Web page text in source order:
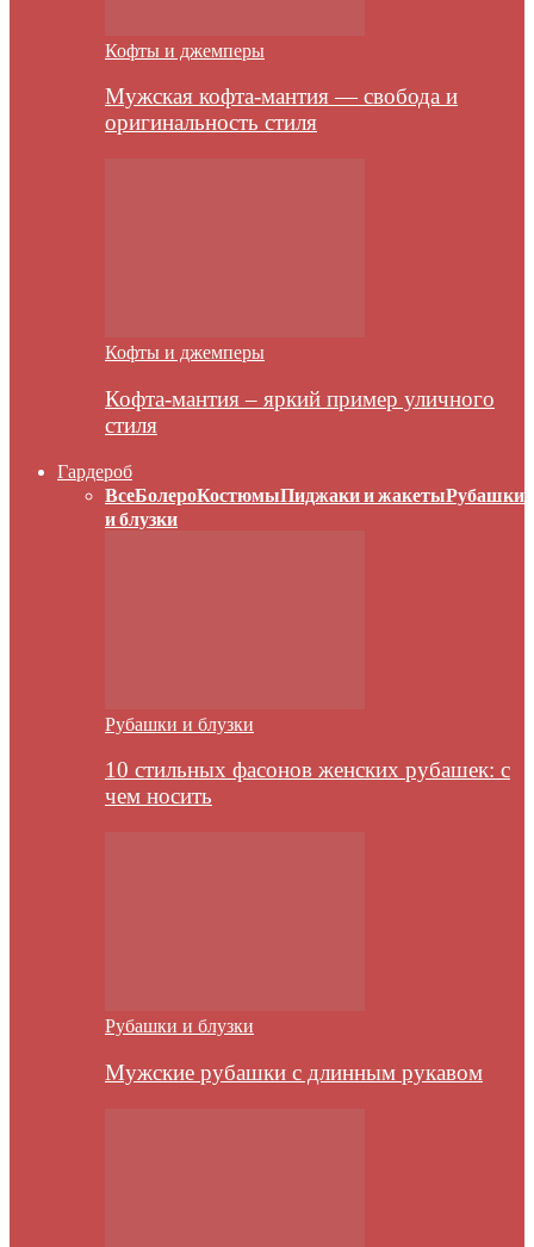
Кофты и джемперы
Мужская кофта-мантия — свобода и
оригинальность стиля
Кофты и джемперы
Кофта-мантия – яркий пример уличного
стиля
Гардероб
ВсеБолероКостюмыПиджаки и жакетыРубашки
и блузки
Рубашки и блузки
10 стильных фасонов женских рубашек: с
чем носить
Рубашки и блузки
Мужские рубашки с длинным рукавом